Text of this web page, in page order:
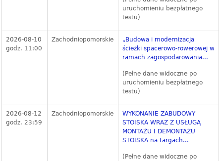
uruchomieniu bezpłatnego
testu)
2026-08-10
godz. 11:00
Zachodniopomorskie
„Budowa i modernizacja
ścieżki spacerowo-rowerowej w
ramach zagospodarowania...
(Pełne dane widoczne po
uruchomieniu bezpłatnego
testu)
2026-08-12
godz. 23:59
Zachodniopomorskie
WYKONANIE ZABUDOWY
STOISKA WRAZ Z USŁUGĄ
MONTAŻU I DEMONTAŻU
STOISKA na targach...
(Pełne dane widoczne po